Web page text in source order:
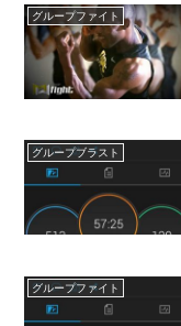
グループファイト
グループブラスト
グループファイト